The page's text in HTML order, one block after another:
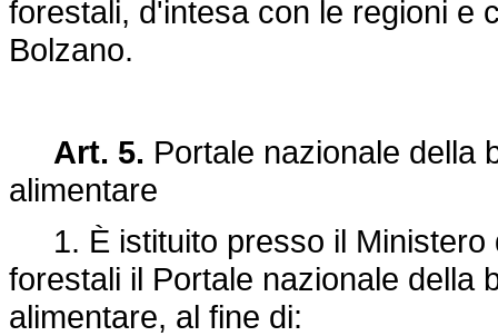
forestali, d'intesa con le regioni e
Bolzano.
Art. 5. Portale nazionale della
alimentare
1. È istituito presso il Ministero
forestali il Portale nazionale della
alimentare, al fine di: